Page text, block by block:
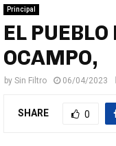
Principal
EL
OCAMPO,
by Sin Filtro 06/04/2023
SHARE 0